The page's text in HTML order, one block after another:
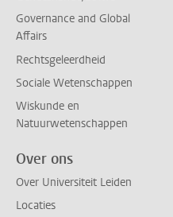
Governance and Global
Affairs
Rechtsgeleerdheid
Sociale Wetenschappen
Wiskunde en
Natuurwetenschappen
Over ons
Over Universiteit Leiden
Locaties